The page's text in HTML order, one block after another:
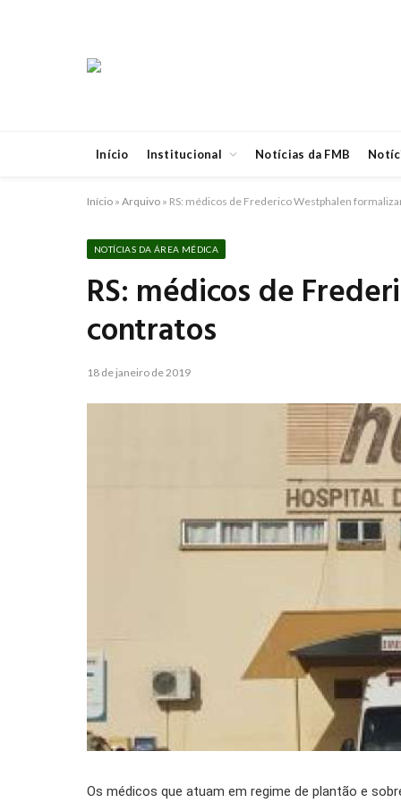
Início Institucional Notícias da FMB
Início » Arquivo » RS: médicos de Frederico Westphalen
NOTÍCIAS DA ÁREA MÉDICA
RS: médicos de
contratos
18 de janeiro de 2019
Os médicos que atuam em regime de plantão e